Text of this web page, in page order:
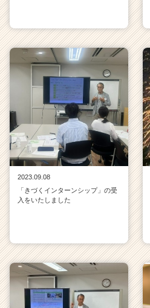
2023.09.08
「きづくインターンシップ」の受
入をいたしました